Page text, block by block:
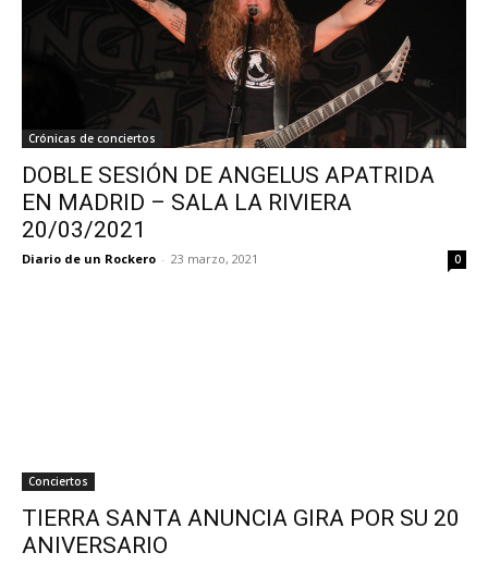
Crónicas de conciertos
DOBLE SESIÓN DE ANGELUS APATRIDA
EN MADRID – SALA LA RIVIERA
20/03/2021
Diario de un Rockero - 23 marzo, 2021 0
Conciertos
TIERRA SANTA ANUNCIA GIRA POR SU 20
ANIVERSARIO